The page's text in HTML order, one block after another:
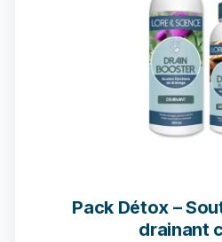
Pack Détox –
drainant